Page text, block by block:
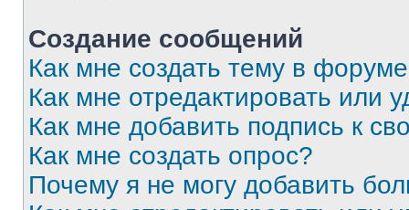
Создание сообщений
Как мне создать тему в
Как мне отредактировать или
Как мне добавить подпись к
Как мне создать опрос?
Почему я не могу добавить